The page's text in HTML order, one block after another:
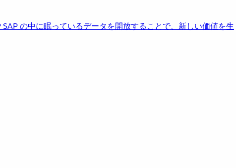
SAP の中に眠っているデータを開放することで、新しい価値を生